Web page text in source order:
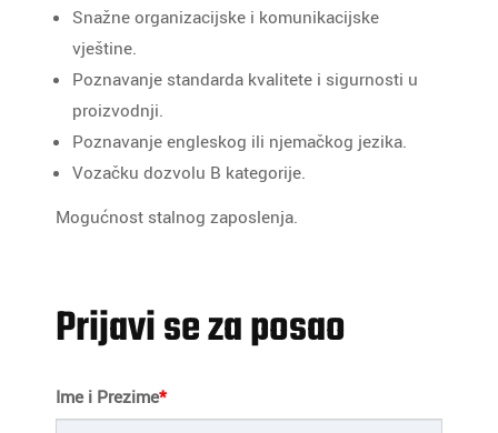
Snažne organizacijske i komunikacijske
vještine.
Poznavanje standarda kvalitete i sigurnosti u
proizvodnji.
Poznavanje engleskog ili njemačkog jezika.
Vozačku dozvolu B kategorije.
Mogućnost stalnog zaposlenja.
Prijavi se za posao
Ime i Prezime*